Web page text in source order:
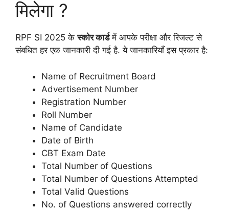
मिलेगा ?
RPF SI 2025 केस्कोर कार्डमें आपके परीक्षा और रिजल्ट से
संबधित हर एक जानकारी दी गई है. ये जानकारियाँ इस प्रकार है:
Name of Recruitment Board
Advertisement Number
Registration Number
Roll Number
Name of Candidate
Date of Birth
CBT Exam Date
Total Number of Questions
Total Number of Questions Attempted
Total Valid Questions
No. of Questions answered correctly